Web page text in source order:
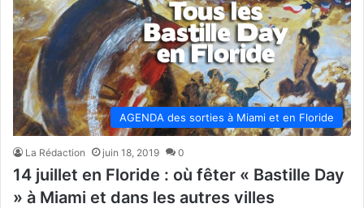
AGENDA des sorties à Miami et en Floride
La Rédaction juin 18, 2019 0
14 juillet en Floride : où fêter « Bastille Day
» à Miami et dans les autres villes